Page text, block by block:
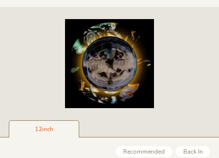
12inch
Recommended Back In